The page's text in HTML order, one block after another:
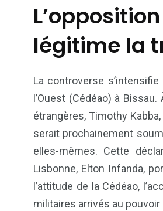
légitime la
La controverse
l’Ouest (Cédéao) à
étrangères, Timothy
serait prochainement
elles-mêmes. Cette
Lisbonne, Elton Infanda,
l’attitude de la Cédéao,
militaires arrivés au pouvoir
6